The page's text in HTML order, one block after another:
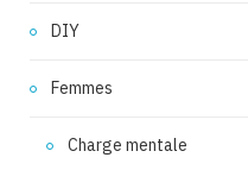
DIY
Femmes
Charge mentale